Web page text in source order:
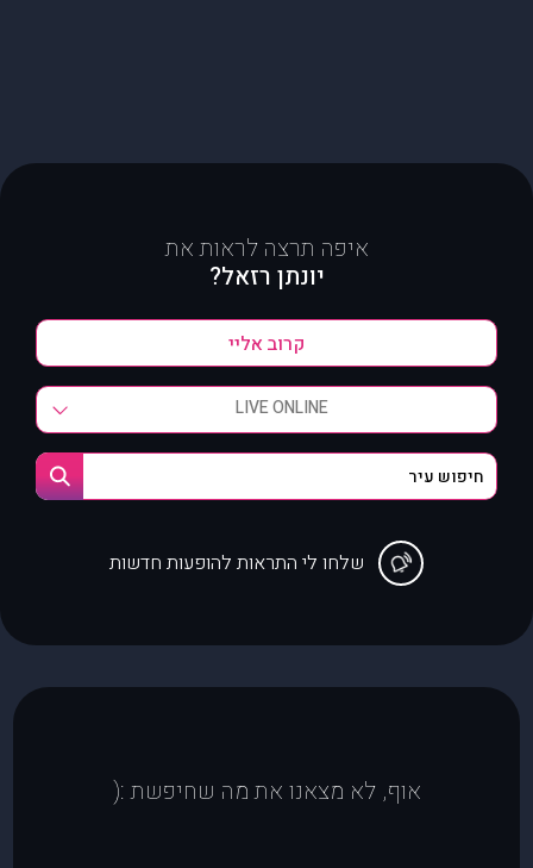
איפה תרצה לראות את
יונתן רזאל?
LIVE ONLINE
שלחו לי התראות להופעות חדשות
אוף, לא מצאנו את מה שחיפשת :(